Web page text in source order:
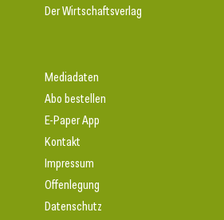
Der Wirtschaftsverlag
Mediadaten
Abo bestellen
E-Paper App
Kontakt
Impressum
Offenlegung
Datenschutz